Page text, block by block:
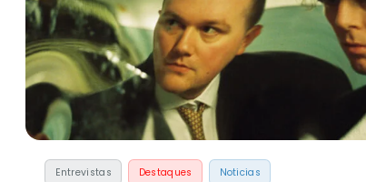
Entrevistas Destaques Noticias